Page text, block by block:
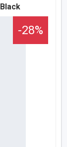
-28%